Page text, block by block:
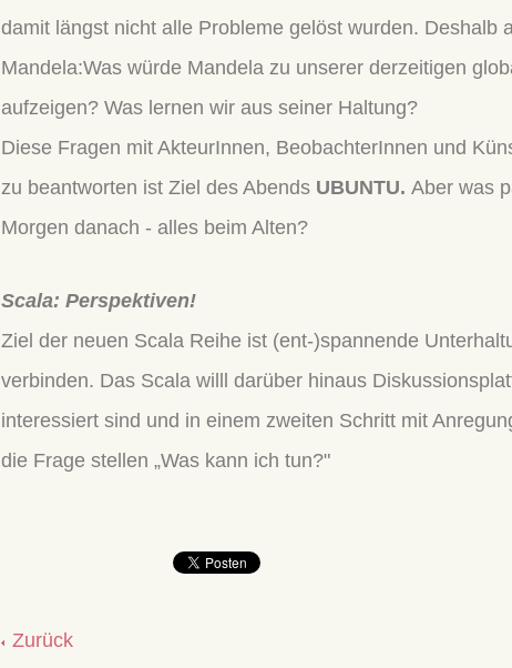
damit längst nicht alle Probleme gelöst wurden.
Mandela:Was würde Mandela zu unserer derzeitigen
aufzeigen? Was lernen wir aus seiner Haltung?
Diese Fragen mit AkteurInnen, BeobachterInnen und
zu beantworten ist Ziel des Abends UBUNTU. Aber was
Morgen danach - alles beim Alten?
Scala: Perspektiven!
Ziel der neuen Scala Reihe ist (ent-)spannende
verbinden. Das Scala willl darüber hinaus
interessiert sind und in einem zweiten Schritt mit
die Frage stellen „Was kann ich tun?"
Zurück